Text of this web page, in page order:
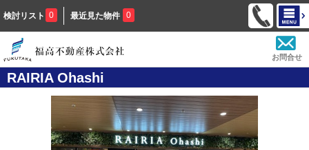
検討リスト 0 最近見た物件 0
お問合せ
RAIRIA Ohashi